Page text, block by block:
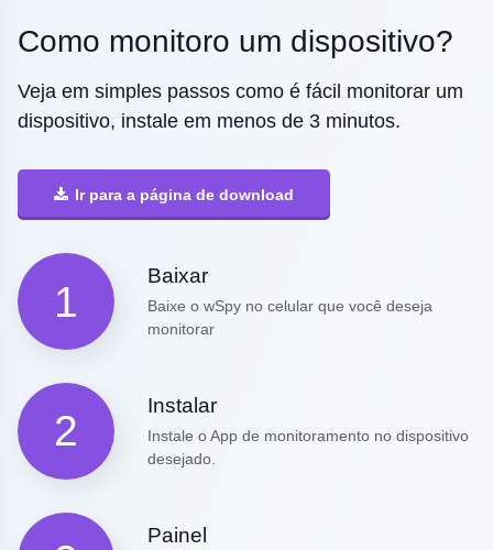
Como monitoro um dispositivo?
Veja em simples passos como é fácil monitorar um
dispositivo, instale em menos de 3 minutos.
Ir para a página de download
1
Baixar
Baixe o wSpy no celular que você deseja
monitorar
2
Instalar
Instale o App de monitoramento no dispositivo
desejado.
Painel